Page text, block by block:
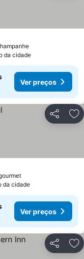
da cidade
Ver preços
Partilhar
da cidade
Ver preços
Partilhar